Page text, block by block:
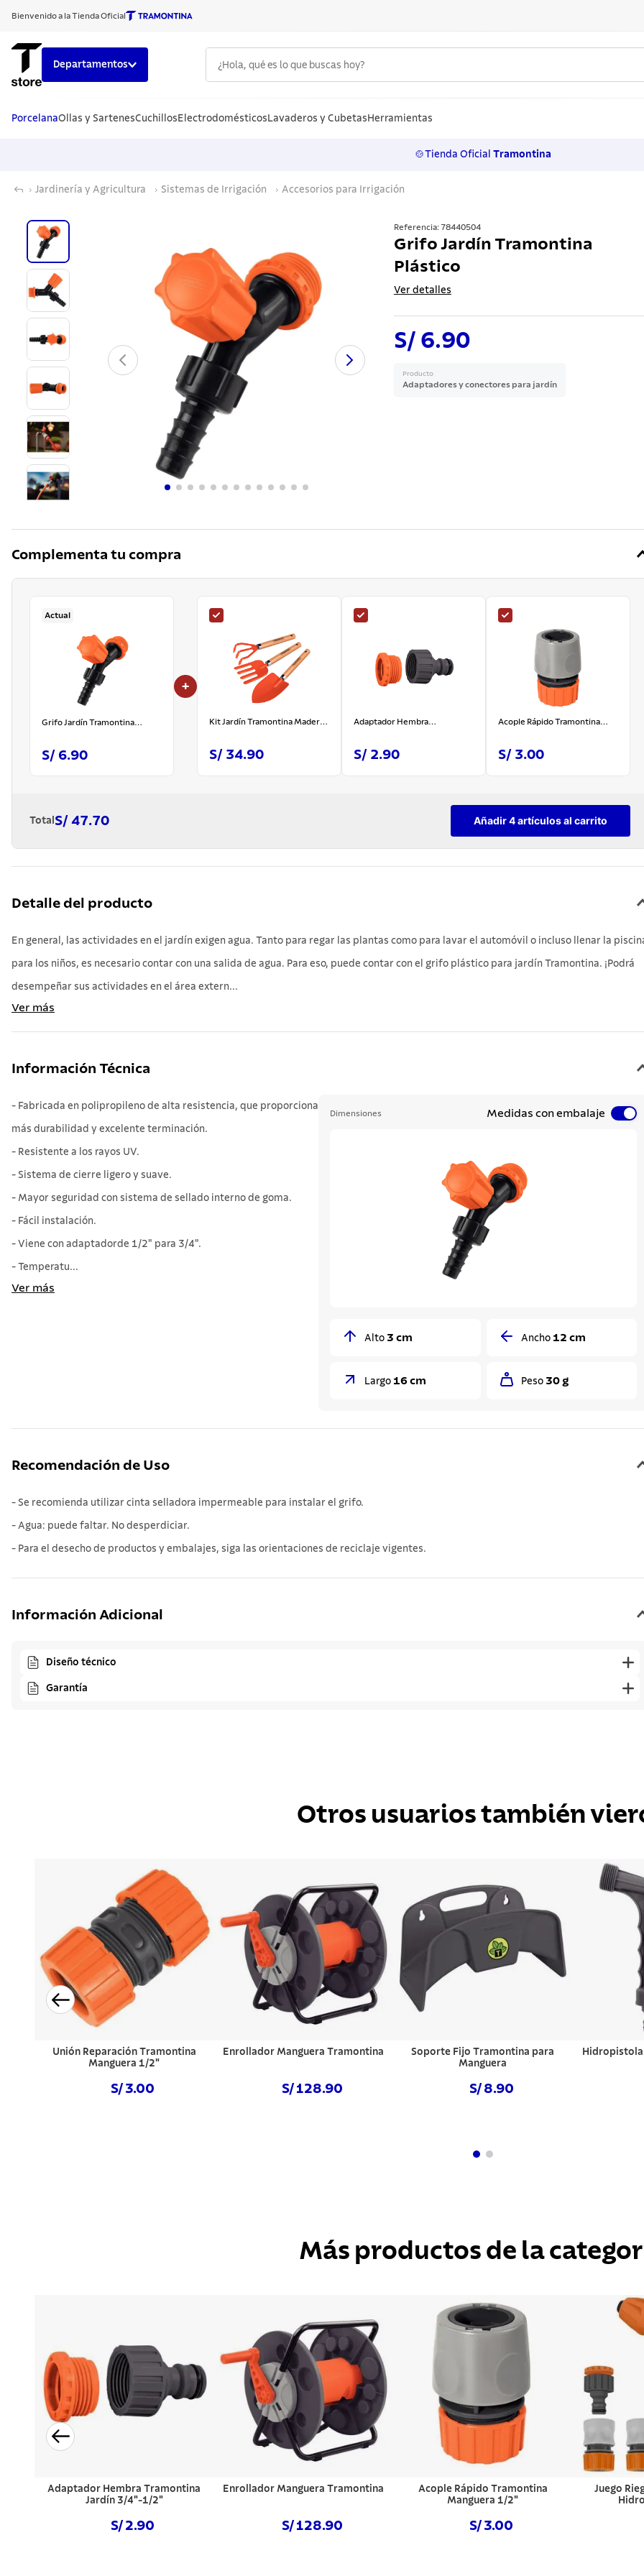
Bienvenido a la Tienda Oficial
Departamentos
PorcelanaOllas y SartenesCuchillos Electrodomésticos Lavaderos y Cubetas Herramientas
🍲Tienda Oficial Tramontina
Jardinería y Agricultura Sistemas de Irrigación Accesorios para Irrigación
Referencia: 78440504
Grifo Jardín Tramontina
Plástico
Ver detalles
S/ 6.90
Producto
Adaptadores y conectores para jardín
Complementa tu compra
Actual
Grifo Jardín Tramontina
S/ 6.90
+
Kit Jardín Tramontina Madera
S/ 34.90
Adaptador Hembra
S/ 2.90
Acople Rápido Tramontina
S/ 3.00
Total S/ 47.70 Añadir 4 artículos al carrito
Detalle del producto
En general, las actividades en el jardín exigen agua. Tanto para regar las plantas como para lavar el automóvil o incluso llenar la
para los niños, es necesario contar con una salida de agua. Para eso, puede contar con el grifo plástico para jardín Tramontina. ¡Podrá
desempeñar sus actividades en el área extern...
Ver más
Información Técnica
- Fabricada en polipropileno de alta resistencia, que proporciona
más durabilidad y excelente terminación.
- Resistente a los rayos UV.
- Sistema de cierre ligero y suave.
- Mayor seguridad con sistema de sellado interno de goma.
- Fácil instalación.
- Viene con adaptadorde 1/2" para 3/4".
- Temperatu...
Ver más
Dimensiones Medidas con embalaje
Alto 3 cm Ancho 12 cm
Largo 16 cm Peso 30 g
Recomendación de Uso
- Se recomienda utilizar cinta selladora impermeable para instalar el grifo.
- Agua: puede faltar. No desperdiciar.
- Para el desecho de productos y embalajes, siga las orientaciones de reciclaje vigentes.
Información Adicional
Diseño técnico
Garantía
Otros usuarios también
Unión Reparación Tramontina
Manguera 1/2"
S/ 3.00
Enrollador Manguera Tramontina
S/ 128.90
Soporte Fijo Tramontina para
Manguera
S/ 8.90
Más productos de la
Adaptador Hembra Tramontina
Jardín 3/4"-1/2"
S/ 2.90
Enrollador Manguera Tramontina
S/ 128.90
Acople Rápido Tramontina
Manguera 1/2"
S/ 3.00
Juego
1.
sarten
4 .
cubiertos
7.
lavadero
8.
acero inoxidable
9 .
cuchillo